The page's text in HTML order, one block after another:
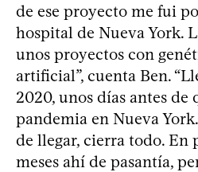
de ese proyecto me fui
hospital de Nueva York.
unos proyectos con
artificial”, cuenta Ben.
2020, unos días antes de
pandemia en Nueva
de llegar, cierra todo. En
meses ahí de pasantía,